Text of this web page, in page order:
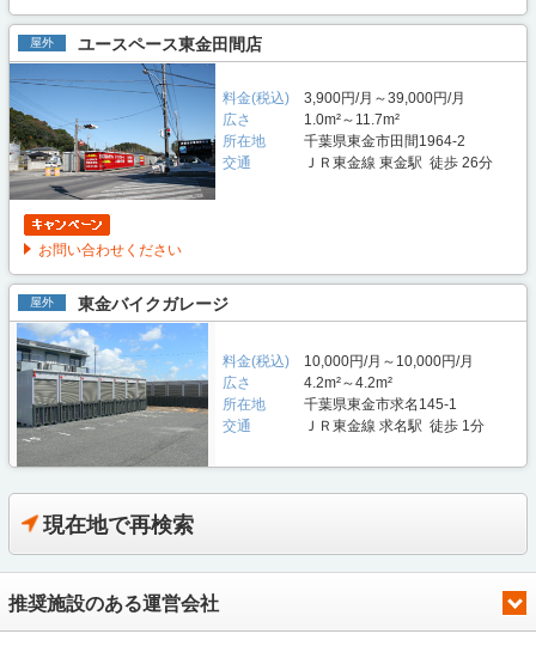
屋外 ユースペース東金田間店
料金(税込)
3,900円/月～39,000円/月
広さ
1.0m²～11.7m²
所在地
千葉県東金市田間1964-2
交通
ＪＲ東金線 東金駅 徒歩 26分
お問い合わせください
屋外 東金バイクガレージ
料金(税込)
10,000円/月～10,000円/月
広さ
4.2m²～4.2m²
所在地
千葉県東金市求名145-1
交通
ＪＲ東金線 求名駅 徒歩 1分
現在地で再検索
推奨施設のある運営会社